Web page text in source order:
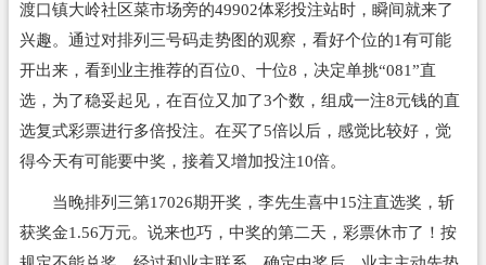
渡口镇大岭社区菜市场旁的49902体彩投注站时，瞬间就来了
兴趣。通过对排列三号码走势图的观察，看好个位的1有可能
开出来，看到业主推荐的百位0、十位8，决定单挑“081”直
选，为了稳妥起见，在百位又加了3个数，组成一注8元钱的直
选复式彩票进行多倍投注。在买了5倍以后，感觉比较好，觉
得今天有可能要中奖，接着又增加投注10倍。
当晚排列三第17026期开奖，李先生喜中15注直选奖，斩
获奖金1.56万元。说来也巧，中奖的第二天，彩票休市了！按